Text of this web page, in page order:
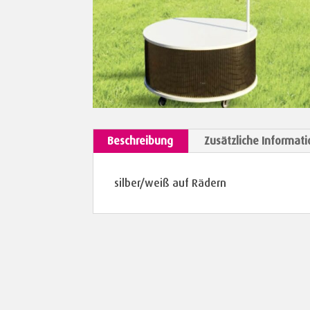
Beschreibung Zusätzliche
silber/weiß auf Rädern